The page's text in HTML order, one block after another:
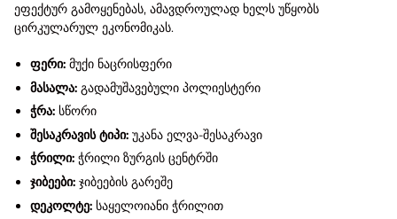
ეფექტურ გამოყენებას, ამავდროულად ხელს უწყობს
ცირკულარულ ეკონომიკას.
ფერი:მუქი ნაცრისფერი
მასალა:გადამუშავებული პოლიესტერი
ჭრა:სწორი
შესაკრავის ტიპი:უკანა ელვა-შესაკრავი
ჭრილი:ჭრილი ზურგის ცენტრში
ჯიბეები:ჯიბეების გარეშე
დეკოლტე:საყელოიანი ჭრილით